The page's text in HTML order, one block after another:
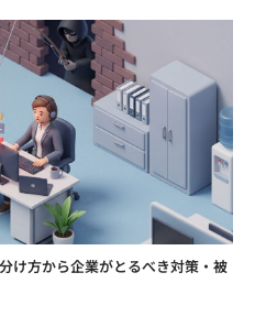
け方から企業がとるべき対策・被